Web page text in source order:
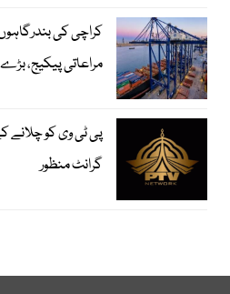
کراچی کی
مراعاتی پیکیج،
گرانٹ منظور